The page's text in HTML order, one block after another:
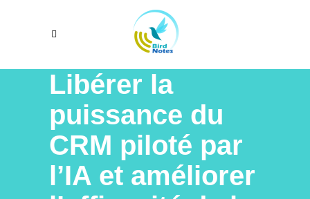
Libérer la
puissance du
CRM piloté par
l’IA et améliorer